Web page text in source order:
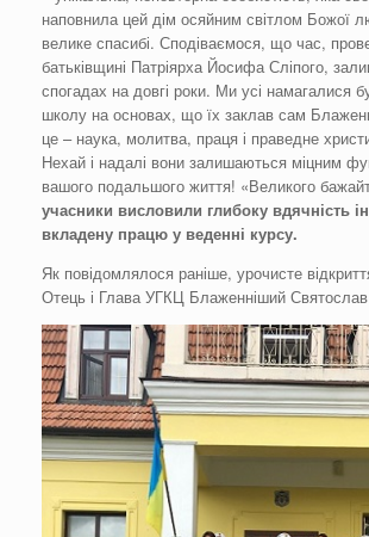
наповнила цей дім осяйним світлом Божої
велике спасибі. Сподіваємося, що час,
батьківщині Патріярха Йосифа Сліпого,
спогадах на довгі роки. Ми усі намагалися
школу на основах, що їх заклав сам
це – наука, молитва, праця і праведне
Нехай і надалі вони залишаються міцним
вашого подальшого життя! «Великого
учасники висловили глибоку вдячність
вкладену працю у веденні курсу.
Як повідомлялося раніше, урочисте
Отець і Глава УГКЦ Блаженніший